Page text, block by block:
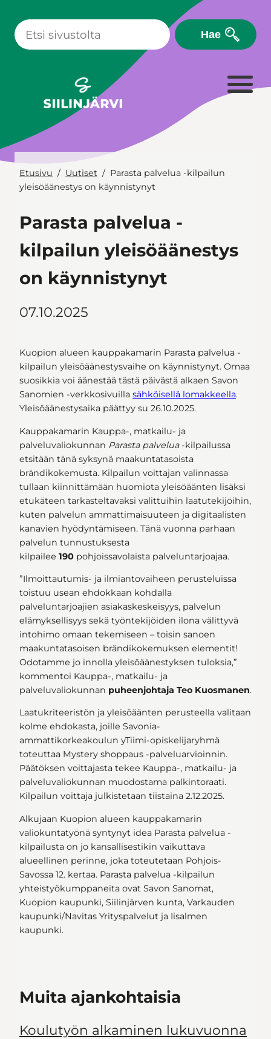
sisältöön
Hae
Etusivu Uutiset
Parasta palvelua -kilpailun
yleisöäänestys on käynnistynyt
Parasta palvelua -
kilpailun yleisöäänestys
on käynnistynyt
07.10.2025
Kuopion alueen kauppakamarin Parasta palvelua -
kilpailun yleisöäänestysvaihe on käynnistynyt. Omaa
suosikkia voi äänestää tästä päivästä alkaen Savon
Sanomien -verkkosivuilla sähköisellä lomakkeella.
Yleisöäänestysaika päättyy su 26.10.2025.
Kauppakamarin Kauppa-, matkailu- ja
palveluvaliokunnan Parasta palvelua-kilpailussa
etsitään tänä syksynä maakuntatasoista
brändikokemusta. Kilpailun voittajan valinnassa
tullaan kiinnittämään huomiota yleisöäänten lisäksi
etukäteen tarkasteltavaksi valittuihin laatutekijöihin,
kuten palvelun ammattimaisuuteen ja digitaalisten
kanavien hyödyntämiseen. Tänä vuonna parhaan
palvelun tunnustuksesta
kilpailee 190 pohjoissavolaista palveluntarjoajaa.
”Ilmoittautumis- ja ilmiantovaiheen perusteluissa
toistuu usean ehdokkaan kohdalla
palveluntarjoajien asiakaskeskeisyys, palvelun
elämyksellisyys sekä työntekijöiden ilona välittyvä
intohimo omaan tekemiseen – toisin sanoen
maakuntatasoisen brändikokemuksen elementit!
Odotamme jo innolla yleisöäänestyksen tuloksia,”
kommentoi Kauppa-, matkailu- ja
palveluvaliokunnan puheenjohtaja Teo Kuosmanen.
Laatukriteeristön ja yleisöäänten perusteella valitaan
kolme ehdokasta, joille Savonia-
ammattikorkeakoulun yTiimi-opiskelijaryhmä
toteuttaa Mystery shoppaus -palveluarvioinnin.
Päätöksen voittajasta tekee Kauppa-, matkailu- ja
palveluvaliokunnan muodostama palkintoraati.
Kilpailun voittaja julkistetaan tiistaina 2.12.2025.
Alkujaan Kuopion alueen kauppakamarin
valiokuntatyönä syntynyt idea Parasta palvelua -
kilpailusta on jo kansallisestikin vaikuttava
alueellinen perinne, joka toteutetaan Pohjois-
Savossa 12. kertaa. Parasta palvelua -kilpailun
yhteistyökumppaneita ovat Savon Sanomat,
Kuopion kaupunki, Siilinjärven kunta, Varkauden
kaupunki/Navitas Yrityspalvelut ja Iisalmen
kaupunki.
Muita ajankohtaisia
Koulutyön alkaminen lukuvuonna